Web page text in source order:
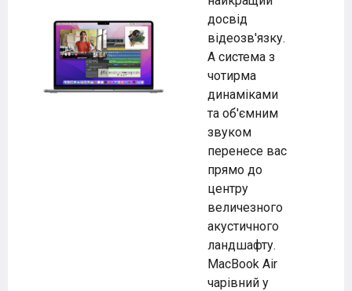
досвід
відеозв'язку.
А система з
чотирма
динаміками
та об'ємним
звуком
перенесе вас
прямо до
центру
величезного
акустичного
ландшафту.
MacBook Air
чарівний у